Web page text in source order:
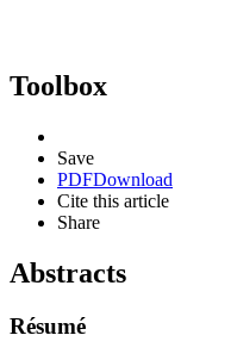
Toolbox
Save
PDFDownload
Cite this article
Share
Abstracts
Résumé